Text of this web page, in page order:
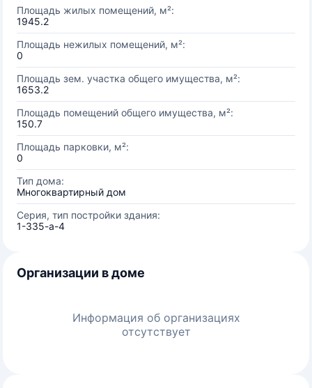
Площадь жилых помещений, м²:
1945.2
Площадь нежилых помещений, м²:
0
Площадь зем. участка общего имущества, м²:
1653.2
Площадь помещений общего имущества, м²:
150.7
Площадь парковки, м²:
0
Тип дома:
Многоквартирный дом
Серия, тип постройки здания:
1-335-а-4
Организации в доме
Информация об организациях
отсутствует